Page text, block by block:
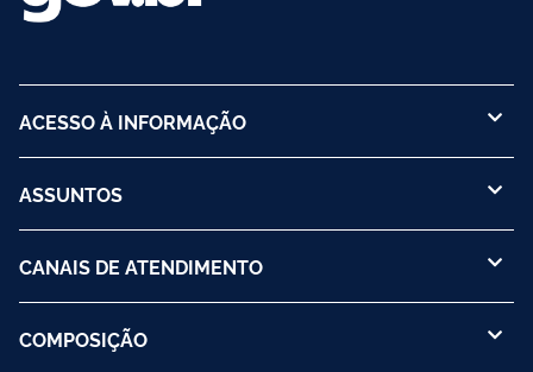
ACESSO À INFORMAÇÃO
ASSUNTOS
CANAIS DE ATENDIMENTO
COMPOSIÇÃO